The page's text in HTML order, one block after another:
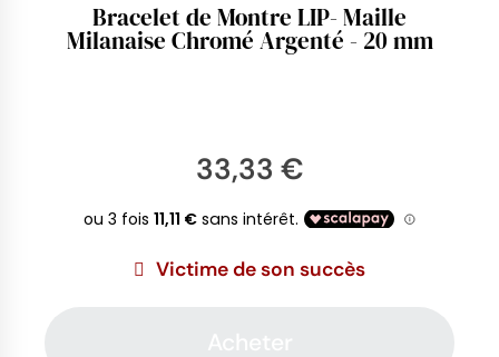
Bracelet de Montre LIP- Maille
Milanaise Chromé Argenté - 20 mm
33,33 €
Victime de son succès